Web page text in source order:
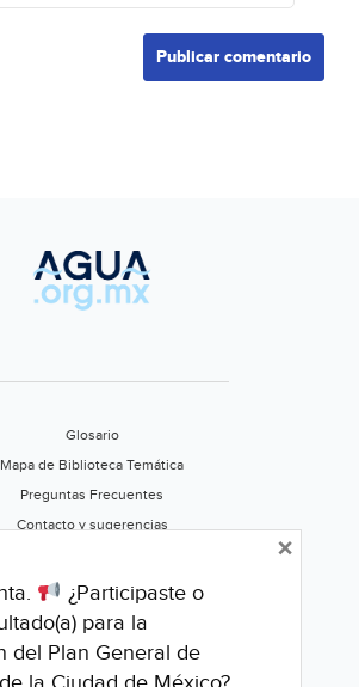
Glosario
Mapa de Biblioteca Temática
Preguntas Frecuentes
Contacto y sugerencias
Califica este portal
¿Participaste o
para la
del Plan General de
×